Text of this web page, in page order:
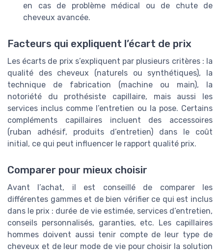
en cas de problème médical ou de chute de
cheveux avancée.
Facteurs qui expliquent l’écart de prix
Les écarts de prix s’expliquent par plusieurs critères : la
qualité des cheveux (naturels ou synthétiques), la
technique de fabrication (machine ou main), la
notoriété du prothésiste capillaire, mais aussi les
services inclus comme l’entretien ou la pose. Certains
compléments capillaires incluent des accessoires
(ruban adhésif, produits d’entretien) dans le coût
initial, ce qui peut influencer le rapport qualité prix.
Comparer pour mieux choisir
Avant l’achat, il est conseillé de comparer les
différentes gammes et de bien vérifier ce qui est inclus
dans le prix : durée de vie estimée, services d’entretien,
conseils personnalisés, garanties, etc. Les capillaires
hommes doivent aussi tenir compte de leur type de
cheveux et de leur mode de vie pour choisir la solution